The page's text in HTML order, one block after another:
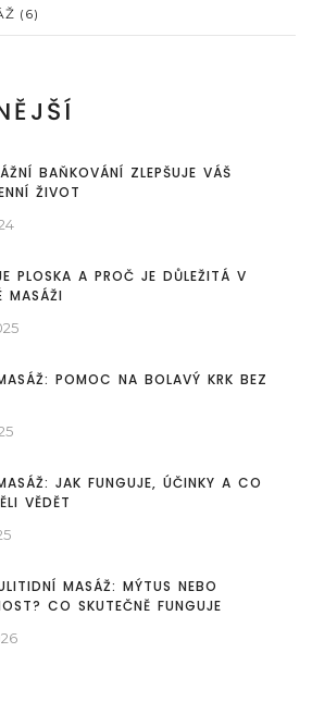
(6)
BAŇKOVÁNÍ ZLEPŠUJE VÁŠ
ŽIVOT
PLOSKA A PROČ JE DŮLEŽITÁ V
MASÁŽI
POMOC NA BOLAVÝ KRK BEZ
JAK FUNGUJE, ÚČINKY A CO
VĚDĚT
MASÁŽ: MÝTUS NEBO
CO SKUTEČNĚ FUNGUJE